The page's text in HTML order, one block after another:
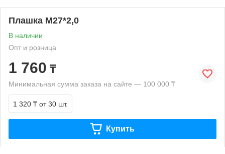
Плашка М27*2,0
В наличии
Опт и розница
1 760 ₸
Минимальная сумма заказа на сайте — 100 000 ₸
1 320 ₸ от 30 шт.
Купить